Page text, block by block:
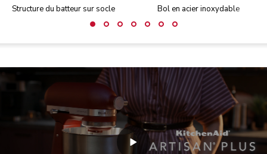
Structure du batteur sur socle Bol en acier inoxydable